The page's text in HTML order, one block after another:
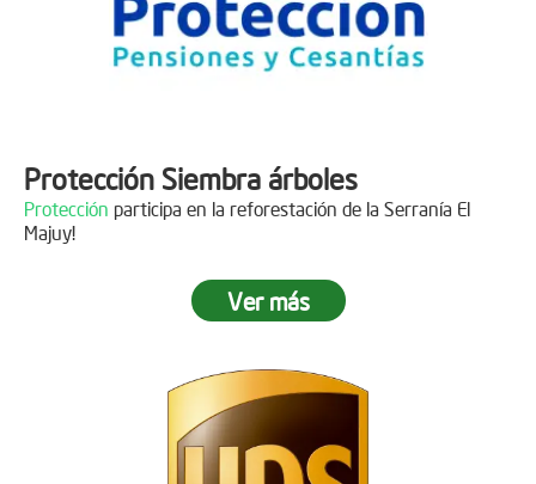
DINISSANpor plantar 400 árboles en el páramo de
Protección Siembra árboles
Protección participa en la reforestación de la Serranía El
Majuy!
Ver más